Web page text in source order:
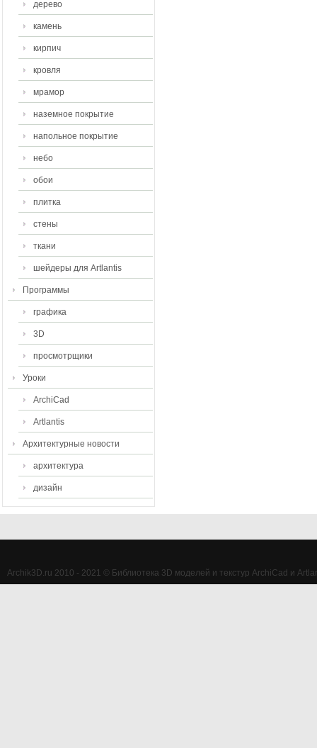
дерево
камень
кирпич
кровля
мрамор
наземное покрытие
напольное покрытие
небо
обои
плитка
стены
ткани
шейдеры для Artlantis
Программы
графика
3D
просмотрщики
Уроки
ArchiCad
Artlantis
Архитектурные новости
архитектура
дизайн
Archik3D.ru 2010 - 2021 © Библиотека 3D моделей и текстур ArchiCad и